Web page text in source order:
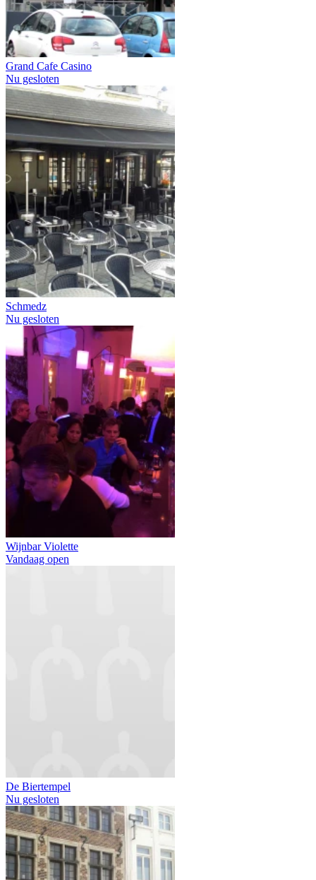
Grand Cafe Casino
Nu gesloten
Schmedz
Nu gesloten
Wijnbar Violette
Vandaag open
De Biertempel
Nu gesloten